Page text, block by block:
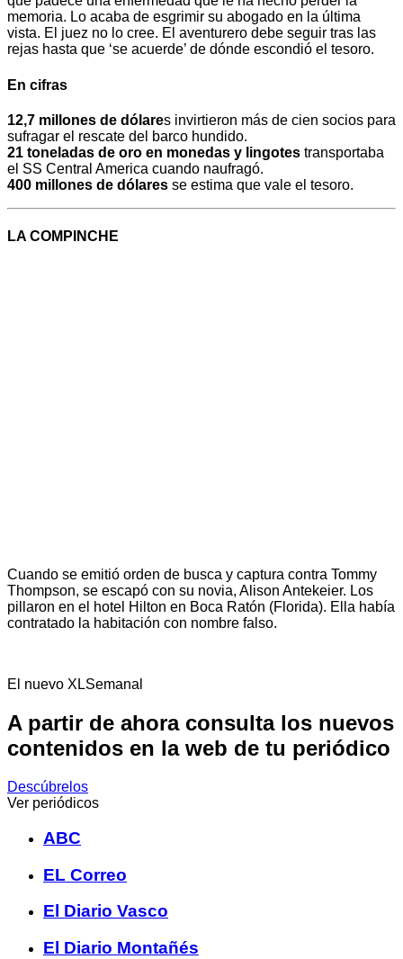
memoria. Lo acaba de esgrimir su abogado en la última
vista. El juez no lo cree. El aventurero debe seguir tras las
rejas hasta que ‘se acuerde’ de dónde escondió el tesoro.
En cifras
12,7 millones de dólares invirtieron más de cien socios para
sufragar el rescate del barco hundido.
21 toneladas de oro en monedas y lingotes transportaba
el SS Central America cuando naufragó.
400 millones de dólares se estima que vale el tesoro.
LA COMPINCHE
Cuando se emitió orden de busca y captura contra Tommy
Thompson, se escapó con su novia, Alison Antekeier. Los
pillaron en el hotel Hilton en Boca Ratón (Florida). Ella había
contratado la habitación con nombre falso.
El nuevo XLSemanal
A partir de ahora consulta los nuevos
contenidos en la web de tu periódico
Descúbrelos
Ver periódicos
ABC
EL Correo
El Diario Vasco
El Diario Montañés